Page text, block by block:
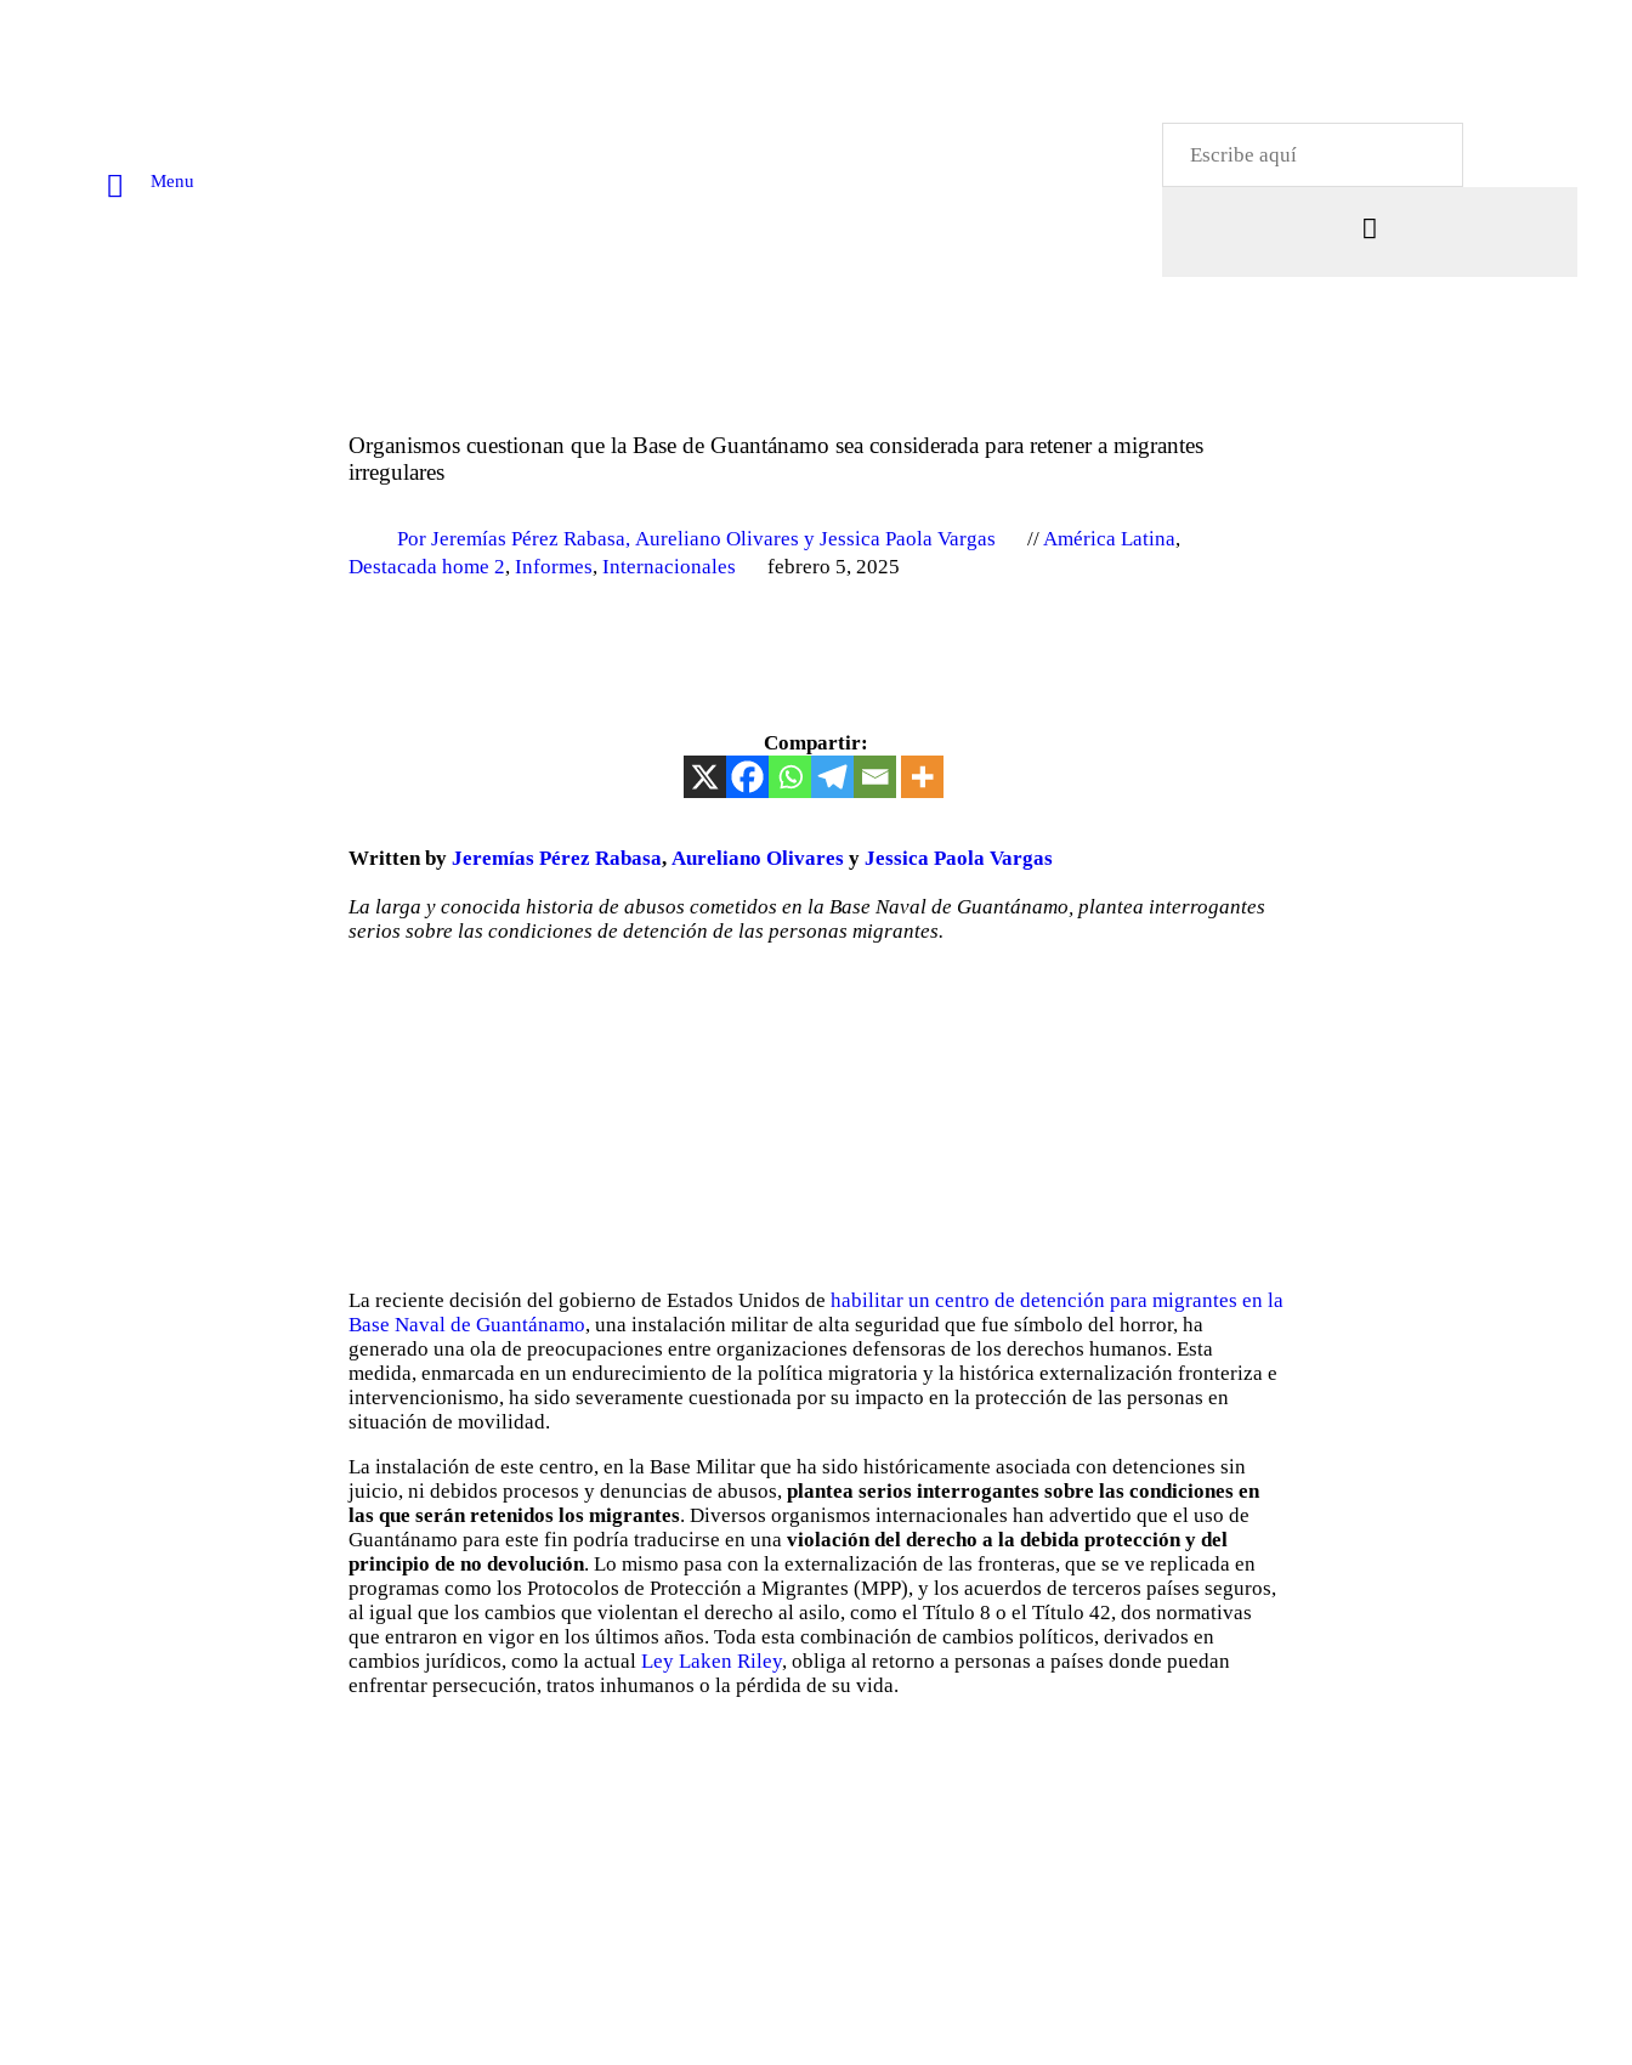
Menu
Organismos cuestionan que la Base de Guantánamo sea considerada para retener a migrantes
irregulares
Por Jeremías Pérez Rabasa, Aureliano Olivares y Jessica Paola Vargas América Latina,
Destacada home 2, Informes, Internacionales febrero 5, 2025
Compartir:
Written by Jeremías Pérez Rabasa, Aureliano Olivares y Jessica Paola Vargas
La larga y conocida historia de abusos cometidos en la Base Naval de Guantánamo, plantea interrogantes
serios sobre las condiciones de detención de las personas migrantes.
La reciente decisión del gobierno de Estados Unidos de habilitar un centro de detención para migrantes en la
Base Naval de Guantánamo, una instalación militar de alta seguridad que fue símbolo del horror, ha
generado una ola de preocupaciones entre organizaciones defensoras de los derechos humanos. Esta
medida, enmarcada en un endurecimiento de la política migratoria y la histórica externalización fronteriza e
intervencionismo, ha sido severamente cuestionada por su impacto en la protección de las personas en
situación de movilidad.
La instalación de este centro, en la Base Militar que ha sido históricamente asociada con detenciones sin
juicio, ni debidos procesos y denuncias de abusos, plantea serios interrogantes sobre las condiciones en
las que serán retenidos los migrantes. Diversos organismos internacionales han advertido que el uso de
Guantánamo para este fin podría traducirse en una violación del derecho a la debida protección y del
principio de no devolución. Lo mismo pasa con la externalización de las fronteras, que se ve replicada en
programas como los Protocolos de Protección a Migrantes (MPP), y los acuerdos de terceros países seguros,
al igual que los cambios que violentan el derecho al asilo, como el Título 8 o el Título 42, dos normativas
que entraron en vigor en los últimos años. Toda esta combinación de cambios políticos, derivados en
cambios jurídicos, como la actual Ley Laken Riley, obliga al retorno a personas a países donde puedan
enfrentar persecución, tratos inhumanos o la pérdida de su vida.